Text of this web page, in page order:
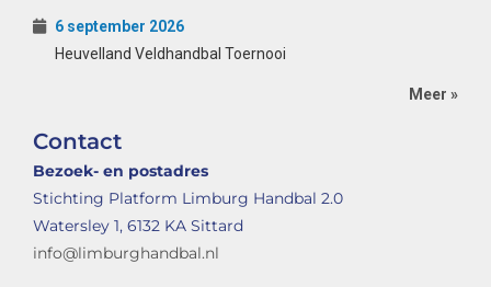
6 september 2026
Heuvelland Veldhandbal Toernooi
Meer »
Contact
Bezoek- en postadres
Stichting Platform Limburg Handbal 2.0
Watersley 1, 6132 KA Sittard
info@limburghandbal.nl